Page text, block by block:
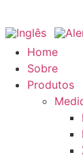
Pular
para
conteúdo
Home
Sobre
Produtos
Home
Sobre
Produtos
2022